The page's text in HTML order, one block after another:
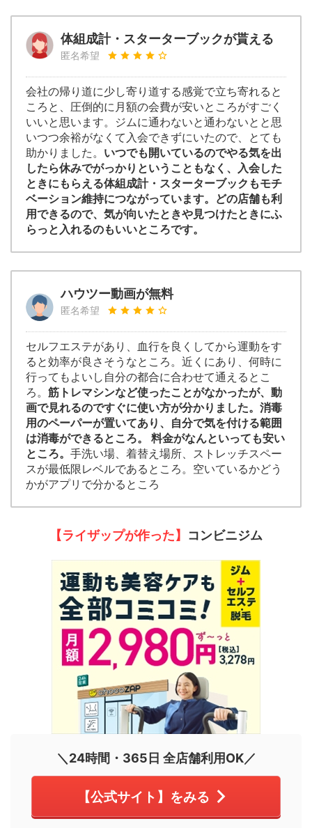
体組成計・スターターブックが貰える
匿名希望
会社の帰り道に少し寄り道する感覚で立ち寄れると
ころと、圧倒的に月額の会費が安いところがすごく
いいと思います。ジムに通わないと通わないとと思
いつつ余裕がなくて入会できずにいたので、とても
助かりました。 いつでも開いているのでやる気を出
したら休みでがっかりということもなく、入会した
ときにもらえる体組成計・スターターブックもモチ
ベーション維持につながっています。どの店舗も利
用できるので、気が向いたときや見つけたときにふ
らっと入れるのもいいところです。
ハウツー動画が無料
匿名希望
セルフエステがあり、血行を良くしてから運動をす
ると効率が良さそうなところ。近くにあり、何時に
行ってもよいし自分の都合に合わせて通えるとこ
ろ。 筋トレマシンなど使ったことがなかったが、動
画で見れるのですぐに使い方が分かりました。消毒
用のペーパーが置いてあり、自分で気を付ける範囲
は消毒ができるところ。 料金がなんといっても安い
ところ。 手洗い場、着替え場所、ストレッチスペー
スが最低限レベルであるところ。空いているかどう
かがアプリで分かるところ
【ライザップが作った】 コンビニジム
＼24時間・365日 全店舗利用OK／
【公式サイト】をみる